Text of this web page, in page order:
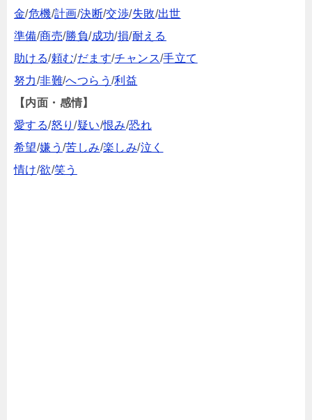
金/危機/計画/決断/交渉/失敗/出世
準備/商売/勝負/成功/損/耐える
助ける/頼む/だます/チャンス/手立て
努力/非難/へつらう/利益
【内面・感情】
愛する/怒り/疑い/恨み/恐れ
希望/嫌う/苦しみ/楽しみ/泣く
情け/欲/笑う